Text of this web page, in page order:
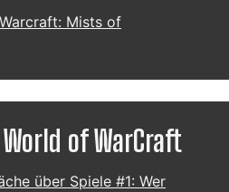
Mists of
of WarCraft
über Spiele #1: Wer